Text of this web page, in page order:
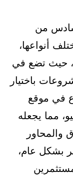
من
أنواعها،
حيث تضع في
باختيار
في موقع
مميز على محور 26 يوليو، مما يجعله
والمحاور
بشكل عام،